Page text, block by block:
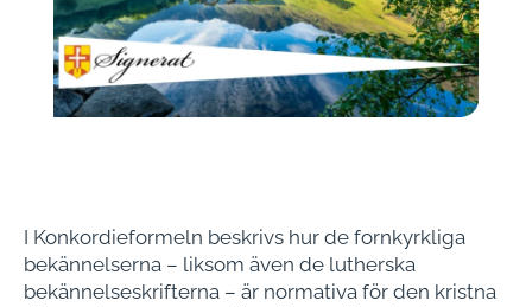
I Konkordieformeln beskrivs hur de fornkyrkliga
bekännelserna – liksom även de lutherska
bekännelseskrifterna – är normativa för den kristna